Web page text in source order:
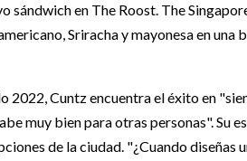
sándwich en The Roost. The
Sriracha y mayonesa en
Cuntz encuentra el éxito en
muy bien para otras personas". Su
de la ciudad. "¿Cuando